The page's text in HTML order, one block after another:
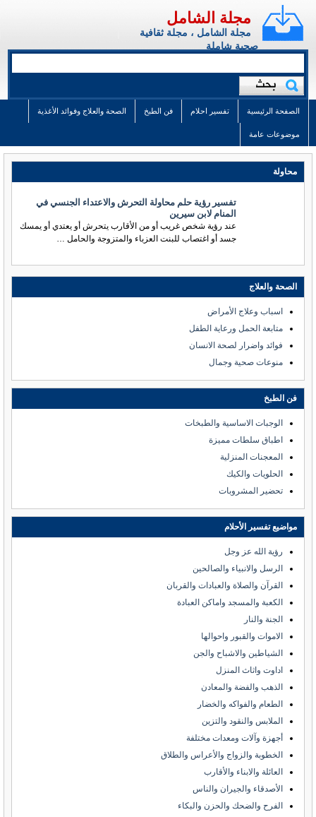
مجلة الشامل
مجلة الشامل ، مجلة ثقافية
صحية شاملة
الصفحة الرئيسية تفسير احلام فن الطبخ الصحة والعلاج وفوائد الأغذية
موضوعات عامة
محاولة
تفسير رؤية حلم محاولة التحرش والاعتداء الجنسي في
المنام لابن سيرين
عند رؤية شخص غريب أو من الأقارب يتحرش أو يعتدي أو يمسك
جسد أو اغتصاب للبنت العزباء والمتزوجة والحامل …
الصحة والعلاج
اسباب وعلاج الأمراض
متابعة الحمل ورعاية الطفل
فوائد واضرار لصحة الانسان
منوعات صحية وجمال
فن الطبخ
الوجبات الاساسية والطبخات
اطباق سلطات مميزة
المعجنات المنزلية
الحلويات والكيك
تحضير المشروبات
مواضيع تفسير الأحلام
رؤية الله عز وجل
الرسل والانبياء والصالحين
القرآن والصلاة والعبادات والقربان
الكعبة والمسجد واماكن العبادة
الجنة والنار
الاموات والقبور واحوالها
الشياطين والاشباح والجن
اداوت واثاث المنزل
الذهب والفضة والمعادن
الطعام والفواكه والخضار
الملابس والنقود والتزين
أجهزة وآلات ومعدات مختلفة
الخطوبة والزواج والأعراس والطلاق
العائلة والابناء والأقارب
الأصدقاء والجيران والناس
الفرح والضحك والحزن والبكاء